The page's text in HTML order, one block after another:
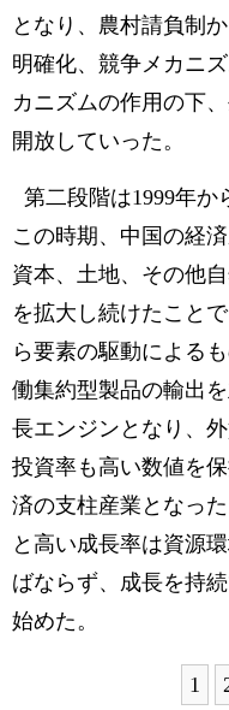
となり、農村請負制
明確化、競争メカニ
カニズムの作用の下
開放していった。
第二段階は1999年か
この時期、中国の経
資本、土地、その他
を拡大し続けたこと
ら要素の駆動による
働集約型製品の輸出
長エンジンとなり、
投資率も高い数値を
済の支柱産業となっ
と高い成長率は資源
ばならず、成長を持
始めた。
1